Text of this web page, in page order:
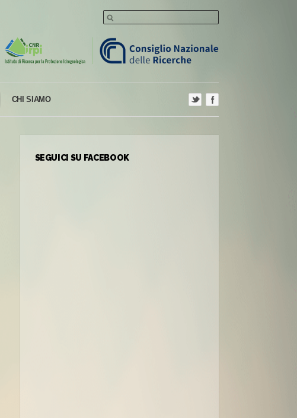
CHI SIAMO
SEGUICI SU FACEBOOK